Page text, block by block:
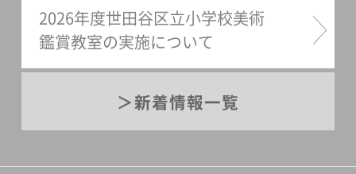
た。そこで今回は美術館でワ
ークショップや講演を通し作
た。ここでは初日に行ったワ
2026年度世田谷区立小学校美術
鑑賞教室の実施について
新着情報一覧